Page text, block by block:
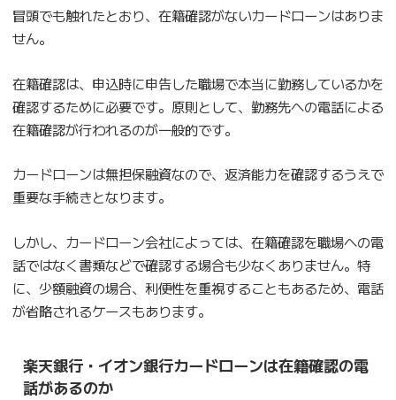
冒頭でも触れたとおり、在籍確認がないカードローンはありま
せん。
在籍確認は、申込時に申告した職場で本当に勤務しているかを
確認するために必要です。原則として、勤務先への電話による
在籍確認が行われるのが一般的です。
カードローンは無担保融資なので、返済能力を確認するうえで
重要な手続きとなります。
しかし、カードローン会社によっては、在籍確認を職場への電
話ではなく書類などで確認する場合も少なくありません。特
に、少額融資の場合、利便性を重視することもあるため、電話
が省略されるケースもあります。
楽天銀行・イオン銀行カードローンは在籍確認の電
話があるのか